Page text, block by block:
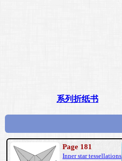
系列折纸书
Page 181
Inner star tessellations